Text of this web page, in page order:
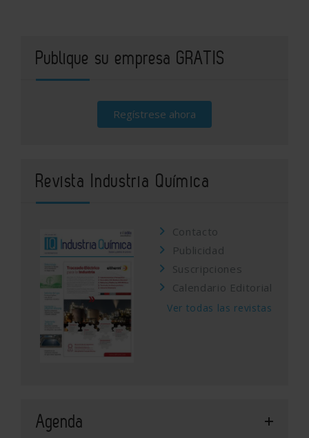
Publique su empresa GRATIS
Regístrese ahora
Revista Industria Química
Contacto
Publicidad
Suscripciones
Calendario Editorial
Ver todas las revistas
Agenda